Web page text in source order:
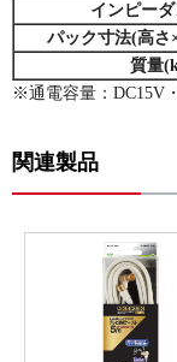
インピー
パック寸法(高さ
質量
※通電容量：DC15V
関連製品